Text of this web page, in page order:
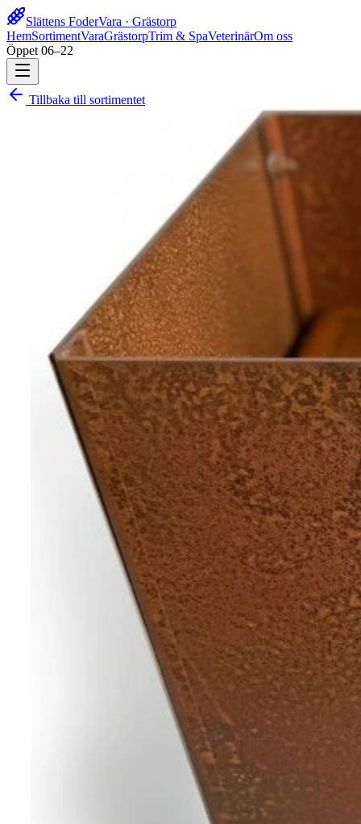
Slättens FoderVara · Grästorp
HemSortimentVaraGrästorpTrim & SpaVeterinärOm oss
Öppet 06–22
Tillbaka till sortimentet